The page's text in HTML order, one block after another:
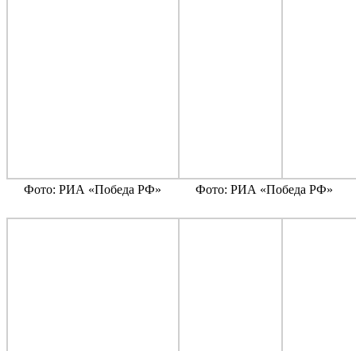
Фото: РИА «Победа РФ» Фото: РИА «Победа РФ»